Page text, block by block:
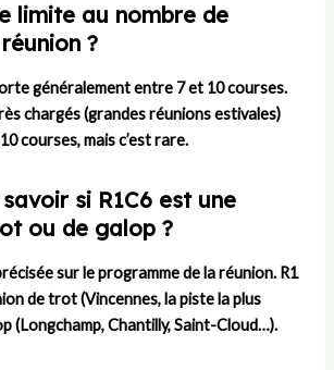
limite au nombre de
?
généralement entre 7 et 10 courses.
chargés (grandes réunions estivales)
courses, mais c’est rare.
si R1C6 est une
ou de galop ?
sur le programme de la réunion. R1
de trot (Vincennes, la piste la plus
(Longchamp, Chantilly, Saint-Cloud…).